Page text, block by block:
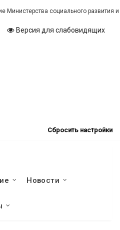
Министерства социального развития
Версия для слабовидящих
Сбросить настройки
Новости